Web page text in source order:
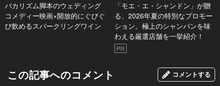
バカリズム脚本のウェディング
コメディー映画×開放的にぐびぐ
び飲めるスパークリングワイン
「モエ・エ・シャンドン」が贈
る、2026年夏の特別なプロモー
ション。極上のシャンパンを味
わえる厳選店舗を一挙紹介！
PR
この記事へのコメント コメントする